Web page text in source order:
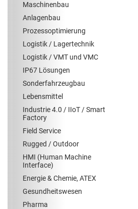
Maschinenbau
Anlagenbau
Prozessoptimierung
Logistik / Lagertechnik
Logistik / VMT und VMC
IP67 Lösungen
Sonderfahrzeugbau
Lebensmittel
Industrie 4.0 / IIoT / Smart
Factory
Field Service
Rugged / Outdoor
HMI (Human Machine
Interface)
Energie & Chemie, ATEX
Gesundheitswesen
Pharma